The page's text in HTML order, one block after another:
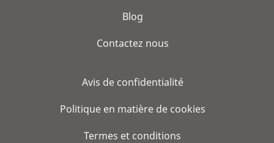
Blog
Contactez nous
Avis de confidentialité
Politique en matière de cookies
Termes et conditions